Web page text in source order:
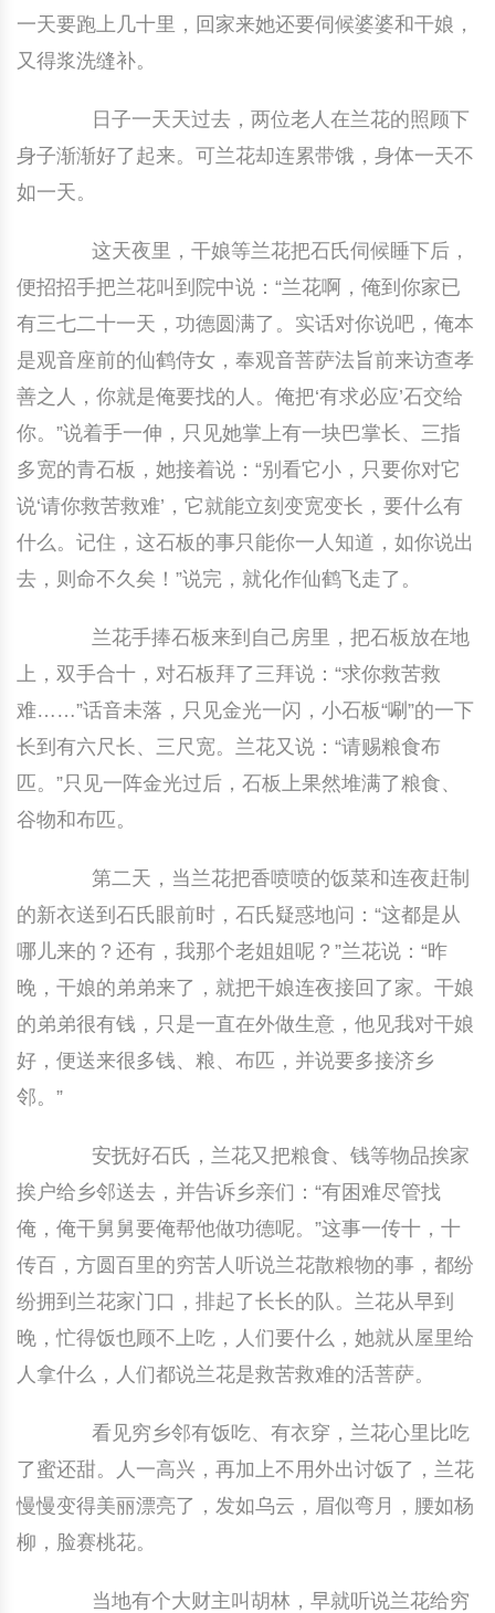
一天要跑上几十里，回家来她还要伺候婆婆和干娘，
又得浆洗缝补。
日子一天天过去，两位老人在兰花的照顾下
身子渐渐好了起来。可兰花却连累带饿，身体一天不
如一天。
这天夜里，干娘等兰花把石氏伺候睡下后，
便招招手把兰花叫到院中说：“兰花啊，俺到你家已
有三七二十一天，功德圆满了。实话对你说吧，俺本
是观音座前的仙鹤侍女，奉观音菩萨法旨前来访查孝
善之人，你就是俺要找的人。俺把‘有求必应’石交给
你。”说着手一伸，只见她掌上有一块巴掌长、三指
多宽的青石板，她接着说：“别看它小，只要你对它
说‘请你救苦救难’，它就能立刻变宽变长，要什么有
什么。记住，这石板的事只能你一人知道，如你说出
去，则命不久矣！”说完，就化作仙鹤飞走了。
兰花手捧石板来到自己房里，把石板放在地
上，双手合十，对石板拜了三拜说：“求你救苦救
难……”话音未落，只见金光一闪，小石板“唰”的一下
长到有六尺长、三尺宽。兰花又说：“请赐粮食布
匹。”只见一阵金光过后，石板上果然堆满了粮食、
谷物和布匹。
第二天，当兰花把香喷喷的饭菜和连夜赶制
的新衣送到石氏眼前时，石氏疑惑地问：“这都是从
哪儿来的？还有，我那个老姐姐呢？”兰花说：“昨
晚，干娘的弟弟来了，就把干娘连夜接回了家。干娘
的弟弟很有钱，只是一直在外做生意，他见我对干娘
好，便送来很多钱、粮、布匹，并说要多接济乡
邻。”
安抚好石氏，兰花又把粮食、钱等物品挨家
挨户给乡邻送去，并告诉乡亲们：“有困难尽管找
俺，俺干舅舅要俺帮他做功德呢。”这事一传十，十
传百，方圆百里的穷苦人听说兰花散粮物的事，都纷
纷拥到兰花家门口，排起了长长的队。兰花从早到
晚，忙得饭也顾不上吃，人们要什么，她就从屋里给
人拿什么，人们都说兰花是救苦救难的活菩萨。
看见穷乡邻有饭吃、有衣穿，兰花心里比吃
了蜜还甜。人一高兴，再加上不用外出讨饭了，兰花
慢慢变得美丽漂亮了，发如乌云，眉似弯月，腰如杨
柳，脸赛桃花。
当地有个大财主叫胡林，早就听说兰花给穷